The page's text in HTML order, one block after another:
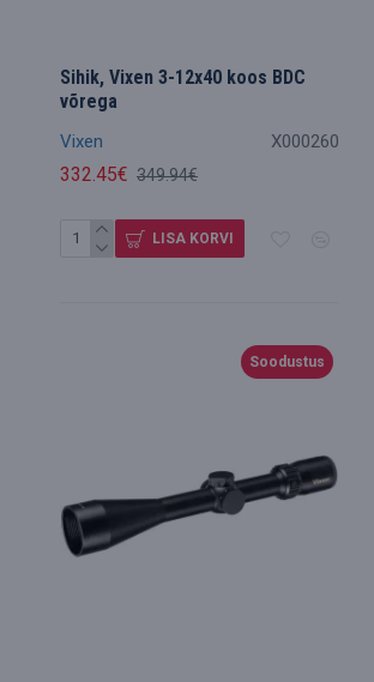
Vixen X000260
Sihik, Vixen 3-12x40 koos BDC
võrega
332.45€ 349.94€
LISA KORVI
Soodustus